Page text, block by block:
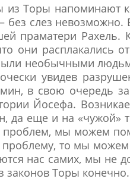
из Торы напоминают
слез невозможно.
праматери Рахель.
они расплакались
необычными
увидев
в свою очередь
Йосефа.
да еще и на «чужой»
проблем, мы можем
то мы можем
нас самих, мы не
законов Торы конечно.